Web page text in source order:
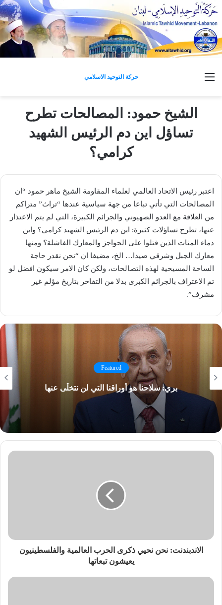
حركة التوحيد الاسلامي
الشيخ حمود: المصالحات تطرح
تساؤل اين دم الرئيس الشهيد
كرامي؟
اعتبر رئيس ​الاتحاد العالمي لعلماء المقاومة​ ​الشيخ ماهر حمود​ “ان
المصالحات التي تأتي تباعا من جهة سياسية عندها “تراث” متراكم
من العلاقة مع العدو الصهيوني والجرائم الكبيرة، التي لم يتم الاعتذار
عنها، تطرح تساؤلات كثيرة: اين دم الرئيس الشهيد كرامي؟ واين
دماء المئات الذين قتلوا على الحواجز والمعارك الفاشلة؟ ومنها
معارك الجبل وشرقي صيدا… الخ، مضيفا ان “نحن نقدر حاجة
الساحة ​المسيحية​ لهذه التصالحات، ولكن كان الامر سيكون افضل لو
تم الاعتراف بالجرائم الكبرى بدلا من التفاخر بتاريخ مؤلم غير
مشرف”.
Featured
بري: سلاحنا هو أوراقنا التي لن نتخلّى عنها
الاندبندنت: نحن نحيي ذكرى الحرب العالمية والفلسطينيون
يعيشون تبعاتها